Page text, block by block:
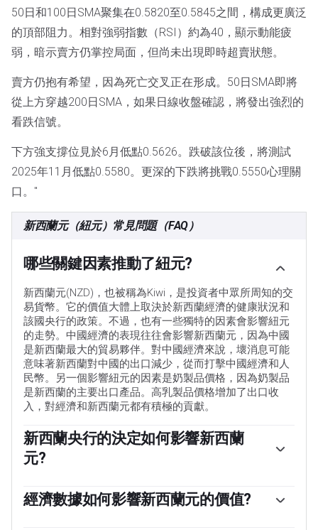
50日和100日SMA聚集在0.5820至0.5845之間，構成更廣泛
的頂部阻力。相對強弱指數（RSI）約為40，顯示動能疲
弱，暗示賣方仍掌控局面，但尚未出現即時超賣狀態。
賣方仍抱有希望，因為死亡交叉正在形成。50日SMA即將
從上方穿越200日SMA，如果日線收盤確認，將發出強烈的
看跌信號。
下方強支撐位見於6月低點0.5626。跌破該位後，將測試
2025年11月低點0.5580。更深的下跌將挑戰0.5550心理關
口。"
新西蘭元（紐元）常見問題（FAQ）
哪些關鍵因素推動了紐元?
新西蘭元(NZD)，也被稱為Kiwi，是投資者中眾所周知的交
易貨幣。它的價值大體上取決於新西蘭經濟的健康狀況和
該國央行的政策。不過，也有一些獨特的因素會影響紐元
的走勢。中國經濟的表現往往會影響新西蘭元，因為中國
是新西蘭最大的貿易夥伴。對中國經濟來說，壞消息可能
意味著新西蘭對中國的出口減少，從而打擊中國經濟和人
民幣。另一個影響紐元的因素是奶製品價格，因為奶製品
是新西蘭的主要出口產品。高乳製品價格增加了出口收
入，對經濟和新西蘭元都有積極的貢獻。
新西蘭央行的決定如何影響新西蘭
元?
3%的通貨膨脹率，重點是將其保持在2%的中點附近。為
此，銀行設定了一個適當的利率水平。當通貨膨脹過高
經濟數據如何影響新西蘭元的價值?